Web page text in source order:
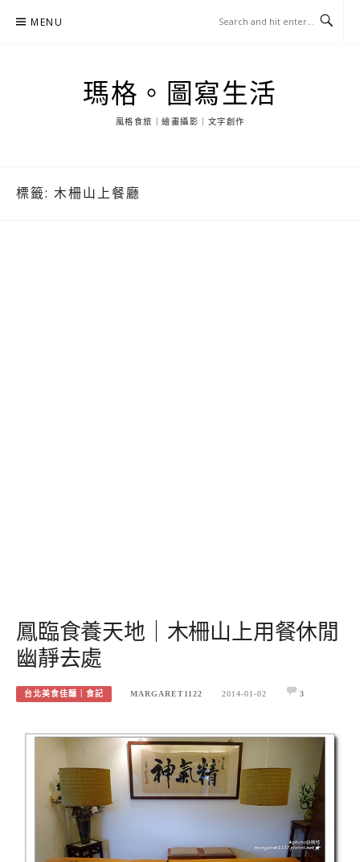
MENU
瑪格。圖寫生活
風格食旅｜繪畫攝影｜文字創作
標籤: 木柵山上餐廳
鳳臨食養天地｜木柵山上用餐休閒
幽靜去處
台北美食佳釀｜食記 MARGARET1122 2014-01-02 3